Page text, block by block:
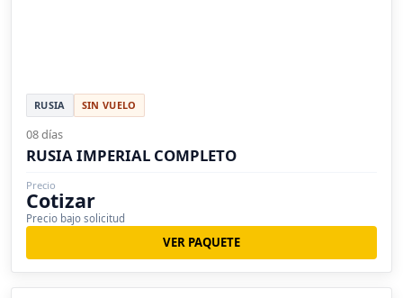
RUSIA SIN VUELO
08 días
RUSIA IMPERIAL COMPLETO
Precio
Cotizar
Precio bajo solicitud
VER PAQUETE